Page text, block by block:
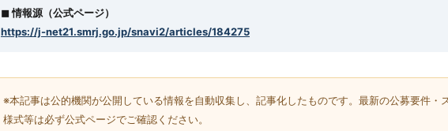
◼︎ 情報源（公式ページ）
https://j-net21.smrj.go.jp/snavi2/articles/184275
※本記事は公的機関が公開している情報を自動収集し、記事化したものです。最新の公募要件・
様式等は必ず公式ページでご確認ください。